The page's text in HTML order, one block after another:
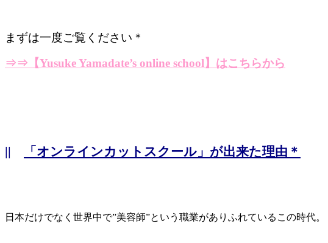
まずは一度ご覧ください＊
⇒⇒ 【Yusuke Yamadate’s online school】はこちらから
|| 「オンラインカットスクール」が出来た理由＊
日本だけでなく世界中で”美容師”という職業がありふれているこの時代。